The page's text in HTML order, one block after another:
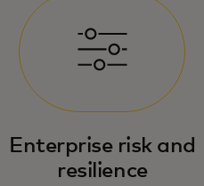
Enterprise risk and
resilience